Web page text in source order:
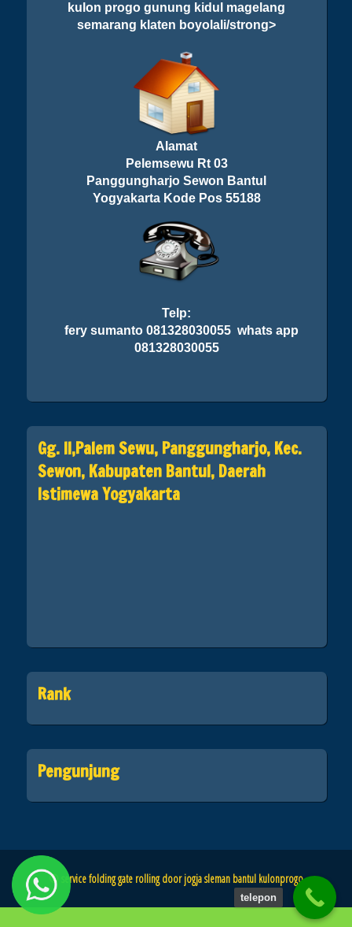
kulon progo gunung kidul magelang
semarang klaten boyolali/strong>
Alamat
Pelemsewu Rt 03
Panggungharjo Sewon Bantul
Yogyakarta Kode Pos 55188
Telp:
fery sumanto 081328030055 whats app
081328030055
Gg. II,Palem Sewu, Panggungharjo, Kec.
Sewon, Kabupaten Bantul, Daerah
Istimewa Yogyakarta
Rank
Pengunjung
© service folding gate rolling door jogja sleman bantul kulonprogo
telepon